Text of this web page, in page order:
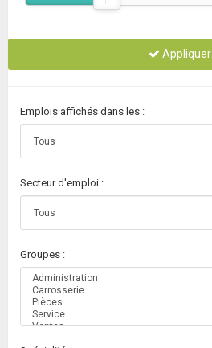
Appliquer
Emplois affichés dans les :
Secteur d'emploi :
Groupes :